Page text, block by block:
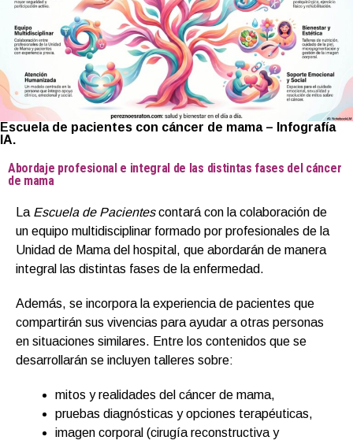
Escuela de pacientes con cáncer de mama – Infografía
IA.
Abordaje profesional e integral de las distintas fases del cáncer
de mama
La Escuela de Pacientescontará con la colaboración de
un equipo multidisciplinar formado por profesionales de la
Unidad de Mama del hospital, que abordarán de manera
integral las distintas fases de la enfermedad.
Además, se incorpora la experiencia de pacientes que
compartirán sus vivencias para ayudar a otras personas
en situaciones similares. Entre los contenidos que se
desarrollarán se incluyen talleres sobre:
mitos y realidades del cáncer de mama,
pruebas diagnósticas y opciones terapéuticas,
imagen corporal (cirugía reconstructiva y